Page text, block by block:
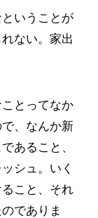
いうことが
ない。家出
とってなか
、なんか新
あること、
シュ。いく
こと、それ
でありま